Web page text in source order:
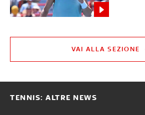
VAI ALLA SEZIONE
TENNIS: ALTRE NEWS